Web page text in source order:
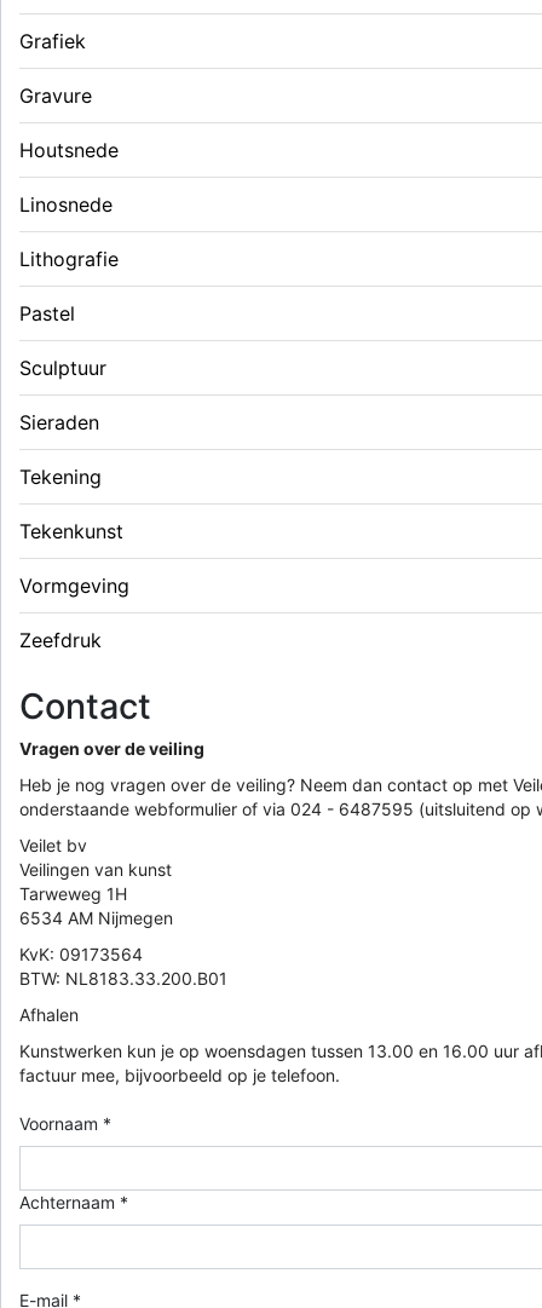
Grafiek
Gravure
Houtsnede
Linosnede
Lithografie
Pastel
Sculptuur
Sieraden
Tekening
Tekenkunst
Vormgeving
Zeefdruk
Contact
Vragen over de veiling
Heb je nog vragen over de veiling? Neem dan contact op met
onderstaande webformulier of via 024 - 6487595 (uitsluitend op
Veilet bv
Veilingen van kunst
Tarweweg 1H
6534 AM Nijmegen
KvK: 09173564
BTW: NL8183.33.200.B01
Afhalen
Kunstwerken kun je op woensdagen tussen 13.00 en 16.00 uur
factuur mee, bijvoorbeeld op je telefoon.
Voornaam *
Achternaam *
E-mail *